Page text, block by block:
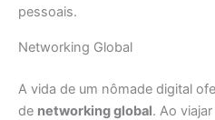
pessoais.
Networking Global
A vida de um nômade digital
de networking global. Ao